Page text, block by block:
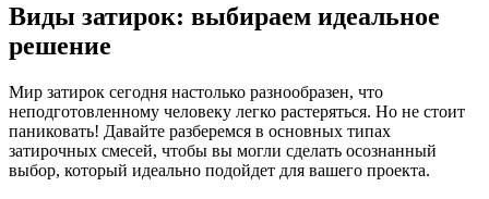
Виды затирок: выбираем идеальное
решение
Мир затирок сегодня настолько разнообразен, что
неподготовленному человеку легко растеряться. Но не стоит
паниковать! Давайте разберемся в основных типах
затирочных смесей, чтобы вы могли сделать осознанный
выбор, который идеально подойдет для вашего проекта.